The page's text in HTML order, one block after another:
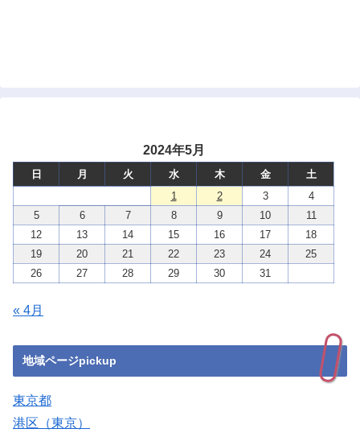
2024年5月
日 月 火 水 木 金
土
1
2 3
4
5
6 7 8 9 10
11
12
13 14 15 16 17
18
19
20 21 22 23 24
25
26
27 28 29 30 31
« 4月
地域ページpickup
東京都
港区（東京）